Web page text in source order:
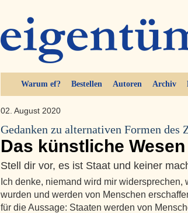
Warum ef? Bestellen Autoren Archiv
02. August 2020
Gedanken zu alternativen Formen des
Das künstliche
Stell dir vor, es ist Staat und keiner
Ich denke, niemand wird mir widersprechen,
wurden und werden von Menschen
für die Aussage: Staaten werden von